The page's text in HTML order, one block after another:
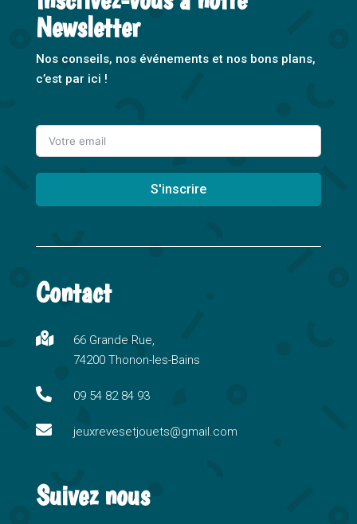
Newsletter
Nos conseils, nos événements et nos bons plans,
c’est par ici !
S'inscrire
l
e
n
a
i
e
Contact

66 Grande Rue,
74200 Thonon-les-Bains
 09 54 82 84 93
 jeuxrevesetjouets@gmail.com
Suivez nous